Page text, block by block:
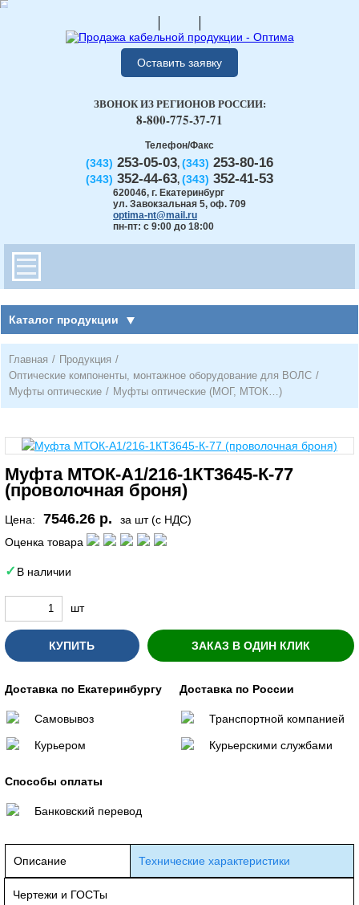
Оставить заявку
Телефон/Факс
(343) 253-05-03, (343) 253-80-16
(343) 352-44-63, (343) 352-41-53
620046, г. Екатеринбург
ул. Завокзальная 5, оф. 709
optima-nt@mail.ru
пн-пт: с 9:00 до 18:00
ЗВОНОК ИЗ РЕГИОНОВ РОССИИ:
8-800-775-37-71
Каталог продукции
Главная / Продукция /
Оптические компоненты, монтажное оборудование для ВОЛС /
Муфты оптические / Муфты оптические (МОГ, МТОК…)
Муфта МТОК-А1/216-1КТ3645-К-77
(проволочная броня)
Цена: 7546.26 р.
за шт (с НДС)
Оценка товара
В наличии
шт
КУПИТЬ ЗАКАЗ В ОДИН КЛИК
Доставка по Екатеринбургу
Самовывоз
Курьером
Доставка по России
Транспортной компанией
Курьерскими службами
Способы оплаты
Банковский перевод
Описание Технические характеристики
Чертежи и ГОСТы